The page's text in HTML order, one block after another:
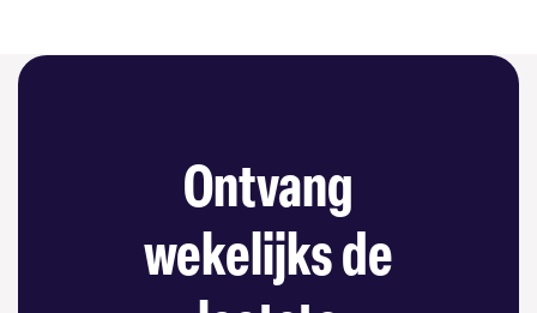
Ontvang
wekelijks de